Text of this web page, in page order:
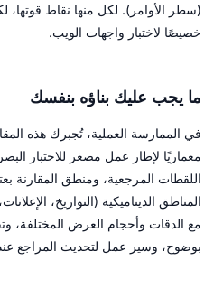
(سطر الأوامر). لكل منها نقاط قوتها،
خصيصًا لاختبار واجهات الويب.
ما يجب عليك بناؤه بنفسك
في الممارسة العملية، تُجبرك هذه
معماريًا لإطار عمل مصغر للاختبار
اللقطات المرجعية، ومنطق المقارنة
المناطق الديناميكية (التواريخ،
مع الدقات وأحجام العرض المختلفة،
بوضوح، وسير عمل لتحديث المراجع